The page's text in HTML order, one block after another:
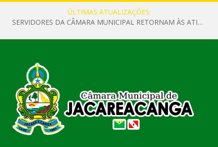
ÚLTIMAS ATUALIZAÇÕES:
SERVIDORES DA CÂMARA MUNICIPAL RETORNAM ÀS ATIVIDADES APÓS O RECESSO PARLAMENTAR